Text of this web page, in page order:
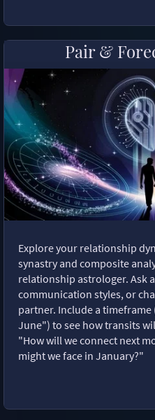
Pair &
Explore your relationship
synastry and composite
relationship astrologer. Ask
communication styles, or
partner. Include a
June") to see how transits
"How will we connect next
might we face in January?"